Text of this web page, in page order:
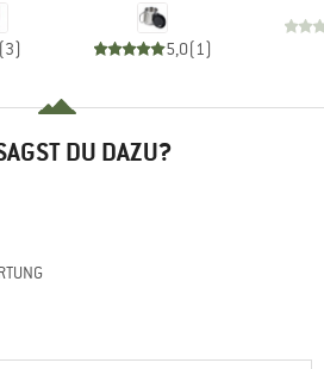
(3) 5,0(1)
DU DAZU?